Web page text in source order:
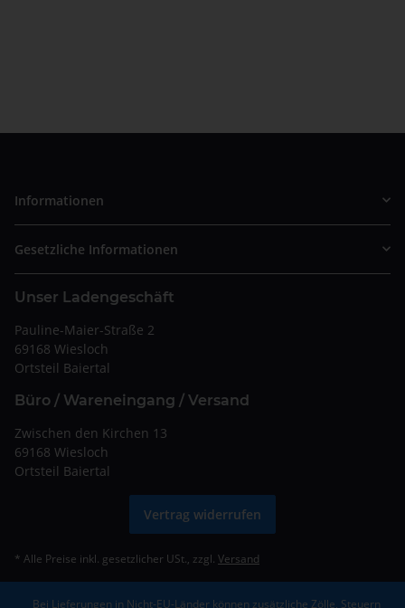
Informationen
Gesetzliche Informationen
Unser Ladengeschäft
Pauline-Maier-Straße 2
69168 Wiesloch
Ortsteil Baiertal
Büro / Wareneingang / Versand
Zwischen den Kirchen 13
69168 Wiesloch
Ortsteil Baiertal
Vertrag widerrufen
* Alle Preise inkl. gesetzlicher USt., zzgl. Versand
Bei Lieferungen in Nicht-EU-Länder können zusätzliche Zölle, Steuern